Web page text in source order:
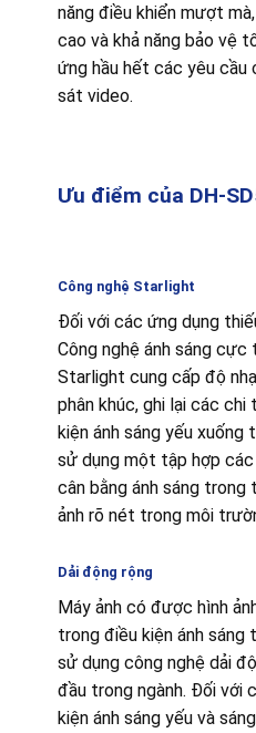
năng điều khiển mượt
cao và khả năng bảo vệ
ứng hầu hết các yêu cầu
sát video.
Ưu điểm của DH-
Công nghệ Starlight
Đối với các ứng dụng
Công nghệ ánh sáng cực
Starlight cung cấp độ
phân khúc, ghi lại các
kiện ánh sáng yếu xuống
sử dụng một tập hợp
cân bằng ánh sáng trong
ảnh rõ nét trong môi
Dải động rộng
Máy ảnh có được hình
trong điều kiện ánh sáng
sử dụng công nghệ dải
đầu trong ngành. Đối với
kiện ánh sáng yếu và